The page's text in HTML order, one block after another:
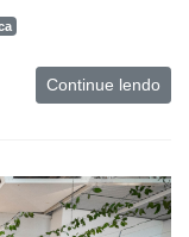
Continue lendo